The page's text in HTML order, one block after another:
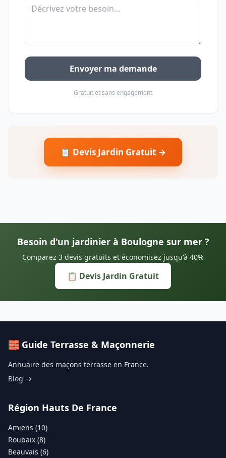
Envoyer ma demande
Gratuit et sans engagement
📋 Devis Jardin Gratuit →
Besoin d'un jardinier à Boulogne sur mer ?
Comparez 3 devis gratuits et économisez jusqu'à 40%
📋 Devis Jardin Gratuit
🧱 Guide Terrasse & Maçonnerie
Annuaire des maçons terrasse en France.
Blog →
Région Hauts De France
Amiens (10)
Roubaix (8)
Beauvais (6)